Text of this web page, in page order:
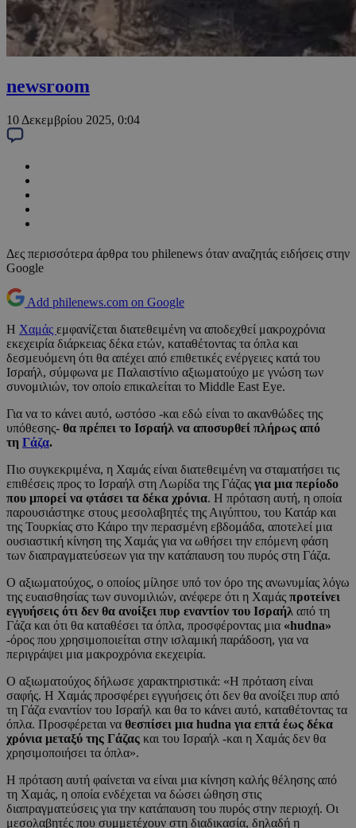
newsroom
10 Δεκεμβρίου 2025, 0:04
Δες περισσότερα άρθρα του philenews όταν αναζητάς ειδήσεις στην
Google
Add philenews.com on Google
Η Χαμάς εμφανίζεται διατεθειμένη να αποδεχθεί μακροχρόνια
εκεχειρία διάρκειας δέκα ετών, καταθέτοντας τα όπλα και
δεσμευόμενη ότι θα απέχει από επιθετικές ενέργειες κατά του
Ισραήλ, σύμφωνα με Παλαιστίνιο αξιωματούχο με γνώση των
συνομιλιών, τον οποίο επικαλείται το Middle East Eye.
Για να το κάνει αυτό, ωστόσο -και εδώ είναι το ακανθώδες της
υπόθεσης- θα πρέπει το Ισραήλ να αποσυρθεί πλήρως από
τη Γάζα.
Πιο συγκεκριμένα, η Χαμάς είναι διατεθειμένη να σταματήσει τις
επιθέσεις προς το Ισραήλ στη Λωρίδα της Γάζας για μια περίοδο
που μπορεί να φτάσει τα δέκα χρόνια. Η πρόταση αυτή, η οποία
παρουσιάστηκε στους μεσολαβητές της Αιγύπτου, του Κατάρ και
της Τουρκίας στο Κάιρο την περασμένη εβδομάδα, αποτελεί μια
ουσιαστική κίνηση της Χαμάς για να ωθήσει την επόμενη φάση
των διαπραγματεύσεων για την κατάπαυση του πυρός στη Γάζα.
Ο αξιωματούχος, ο οποίος μίλησε υπό τον όρο της ανωνυμίας λόγω
της ευαισθησίας των συνομιλιών, ανέφερε ότι η Χαμάς προτείνει
εγγυήσεις ότι δεν θα ανοίξει πυρ εναντίον του Ισραήλ από τη
Γάζα και ότι θα καταθέσει τα όπλα, προσφέροντας μια «hudna»
-όρος που χρησιμοποιείται στην ισλαμική παράδοση, για να
περιγράψει μια μακροχρόνια εκεχειρία.
Ο αξιωματούχος δήλωσε χαρακτηριστικά: «Η πρόταση είναι
σαφής. Η Χαμάς προσφέρει εγγυήσεις ότι δεν θα ανοίξει πυρ από
τη Γάζα εναντίον του Ισραήλ και θα το κάνει αυτό, καταθέτοντας τα
όπλα. Προσφέρεται να θεσπίσει μια hudna για επτά έως δέκα
χρόνια μεταξύ της Γάζας και του Ισραήλ -και η Χαμάς δεν θα
χρησιμοποιήσει τα όπλα».
Η πρόταση αυτή φαίνεται να είναι μια κίνηση καλής θέλησης από
τη Χαμάς, η οποία ενδέχεται να δώσει ώθηση στις
διαπραγματεύσεις για την κατάπαυση του πυρός στην περιοχή. Οι
μεσολαβητές που συμμετέχουν στη διαδικασία, δηλαδή η